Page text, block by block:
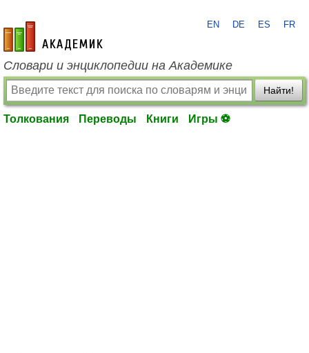
academic.ru
EN DE ES FR
Словари и энциклопедии на Академике
Найти!
Толкования Переводы Книги Игры ⚽